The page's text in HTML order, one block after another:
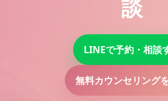
談
LINEで予約・相談
無料カウンセリング